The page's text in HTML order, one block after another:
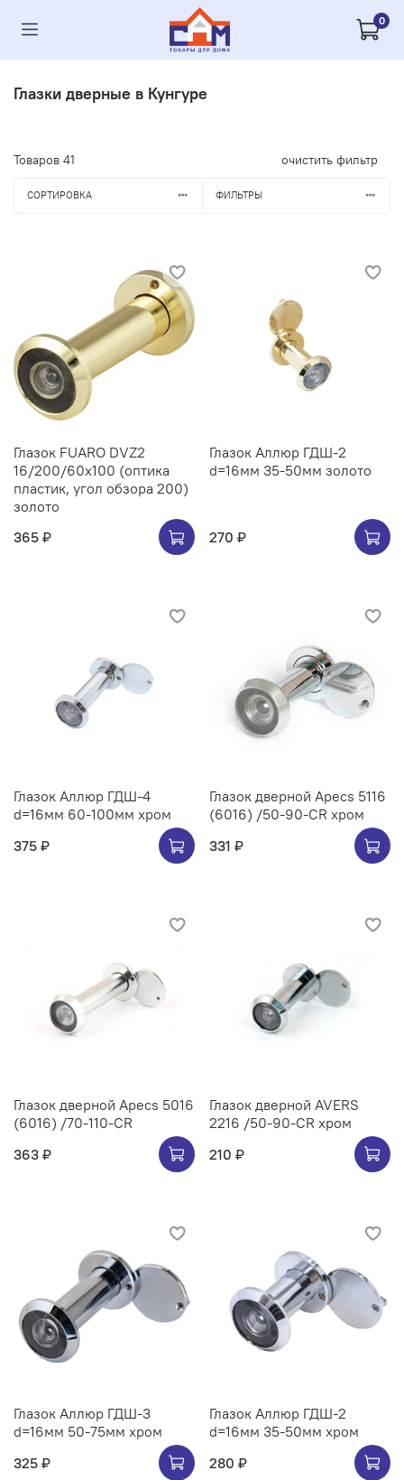
0
Глазки дверные в Кунгуре
Товаров 41 очистить фильтр
СОРТИРОВКА ФИЛЬТРЫ
Глазок FUARO DVZ2
16/200/60x100 (оптика
пластик, угол обзора 200)
золото
365 ₽
Глазок Аллюр ГДШ-2
d=16мм 35-50мм золото
270 ₽
Глазок Аллюр ГДШ-4
d=16мм 60-100мм хром
375 ₽
Глазок дверной Apecs 5116
(6016) /50-90-CR хром
331 ₽
Глазок дверной Apecs 5016
(6016) /70-110-CR
363 ₽
Глазок дверной AVERS
2216 /50-90-CR хром
210 ₽
Глазок Аллюр ГДШ-3
d=16мм 50-75мм хром
325 ₽
Глазок Аллюр ГДШ-2
d=16мм 35-50мм хром
280 ₽